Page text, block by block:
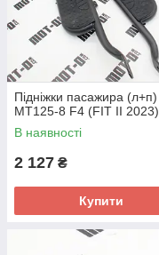
Підніжки пасажира (л+п)
МТ125-8 F4 (FIT II 2023)
В наявності
2 127 ₴
Купити